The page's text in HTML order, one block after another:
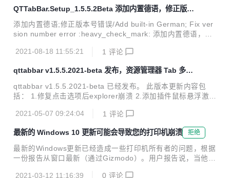
n_heart:Setting java development tool variables /...
QTTabBar.Setup_1.5.5.2Beta 添加内置德语，修正版本
号错误
添加内置德语;修正版本号错误/Add built-in German; Fix ver
sion number error :heavy_check_mark: 添加内置德语，添
y_check_mark: 添加qttabbar图标ico :heavy_check_mark:
版本号错误 :heavy_check_mark: Add built-in German, add
drop-down selection :heavy_check_mar...
2021-08-18 11:55:21 1 评论
qttabbar v1.5.5.2021-beta 发布，资源管理器 Tab 多标
签功能的小工具
qttabbar v1.5.5.2021-beta 已经发布。 此版本更新内容包
括： 1.修复点击选项后explorer崩溃 2.添加插件鼠标悬浮激活
ar国内优化版是基于 sf.net/projects/qttabbar/ (2012-06-17)
提交的最新代码改版的。这个版本原作者没有发布过，具体不
知道什么原因。增添一些汉化特性，主要是为了方便国内用户
使用；另外日本作者维护的Quizo官网版本的捕获窗口一直用
着不习惯，所以该版本保留了捕获窗口这个好用的功能。 QTT
2021-05-07 09:24:04 1 评论
最新的 Windows 10 更新可能会导致您的打印机崩溃 拒绝
最新的Windows更新已经造成一些打印机所有者的问题，根据
一份报告从窗口最新（通过Gizmodo）。用户报告说，当他们
2021-03-12 11:16:39 0 评论